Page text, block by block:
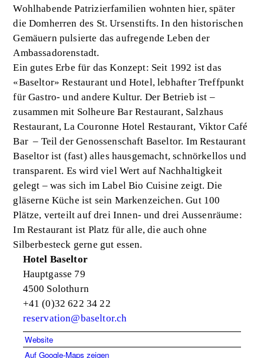
Wohlhabende Patrizierfamilien wohnten hier, später
die Domherren des St. Ursenstifts. In den historischen
Gemäuern pulsierte das aufregende Leben der
Ambassadorenstadt.
Ein gutes Erbe für das Konzept: Seit 1992 ist das
«Baseltor» Restaurant und Hotel, lebhafter Treffpunkt
für Gastro- und andere Kultur. Der Betrieb ist –
zusammen mit Solheure Bar Restaurant, Salzhaus
Restaurant, La Couronne Hotel Restaurant, Viktor Café
Bar – Teil der Genossenschaft Baseltor. Im Restaurant
Baseltor ist (fast) alles hausgemacht, schnörkellos und
transparent. Es wird viel Wert auf Nachhaltigkeit
gelegt – was sich im Label Bio Cuisine zeigt. Die
gläserne Küche ist sein Markenzeichen. Gut 100
Plätze, verteilt auf drei Innen- und drei Aussenräume:
Im Restaurant ist Platz für alle, die auch ohne
Silberbesteck gerne gut essen.
Hotel Baseltor
Hauptgasse 79
4500 Solothurn
+41 (0)32 622 34 22
reservation@baseltor.ch
Website
Auf Google-Maps zeigen